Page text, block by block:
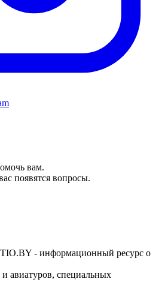
вам.
появятся вопросы.
TIO.BY - информационный ресурс о
авиатуров, специальных